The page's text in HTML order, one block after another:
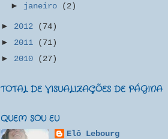
► janeiro (2)
► 2012
(74)
► 2011
(71)
► 2010 (27)
TOTAL DE VISUALIZAÇÕES DE PÁGINA
QUEM SOU EU
Elô Lebourg